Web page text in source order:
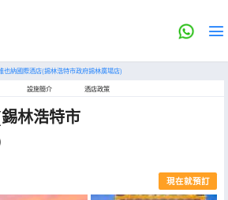
也納國際酒店(錫林浩特市政府錫林廣場店)
設施簡介 酒店政策
林浩特市
現在就預訂